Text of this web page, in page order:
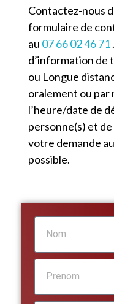
Contactez-nous
formulaire de
au 07 66 02 46 71
d’information de
ou Longue
oralement ou par
l’heure/date de
personne(s) et
votre demande
possible.